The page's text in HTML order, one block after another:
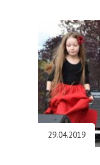
29.04.2019